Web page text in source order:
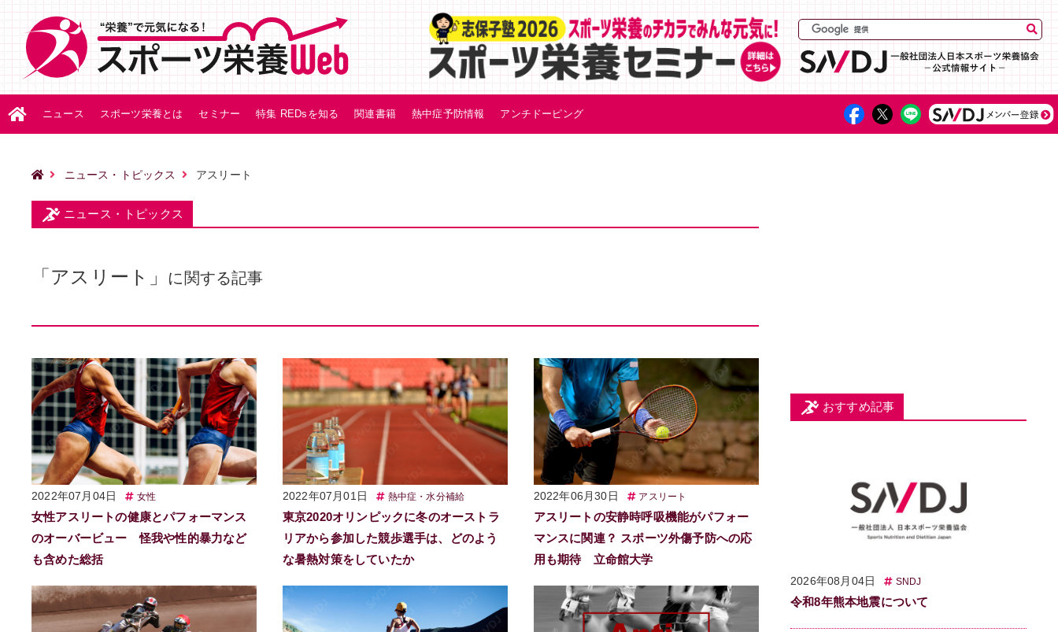
ニュース スポーツ栄養とは セミナー 特集 REDsを知る 関連書籍 熱中症予防情報 アンチドーピング
ニュース・トピックス アスリート
ニュース・トピックス
「アスリート」 に関する記事
2022年07月04日 女性
女性アスリートの健康とパフォーマンス
のオーバービュー 怪我や性的暴力など
も含めた総括
2022年07月01日 熱中症・水分補給
東京2020オリンピックに冬のオーストラ
リアから参加した競歩選手は、どのよう
な暑熱対策をしていたか
2022年06月30日 アスリート
アスリートの安静時呼吸機能がパフォー
マンスに関連？ スポーツ外傷予防への応
用も期待 立命館大学
おすすめ記事
2026年08月04日 SNDJ
令和8年熊本地震について